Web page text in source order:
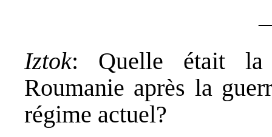
Iztok: Quelle était la
Roumanie après la
régime actuel?